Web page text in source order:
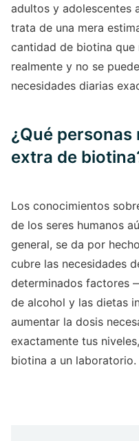
adultos y adolescentes
trata de una mera
cantidad de biotina que
realmente y no se
necesidades diarias
¿Qué
extra de
Los conocimientos
de los seres humanos
general, se da por
cubre las necesidades
determinados factores
de alcohol y las dietas
aumentar la dosis
exactamente tus
biotina a un laboratorio .